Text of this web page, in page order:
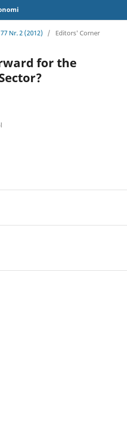
Nr. 2 (2012) / Editors' Corner
for the